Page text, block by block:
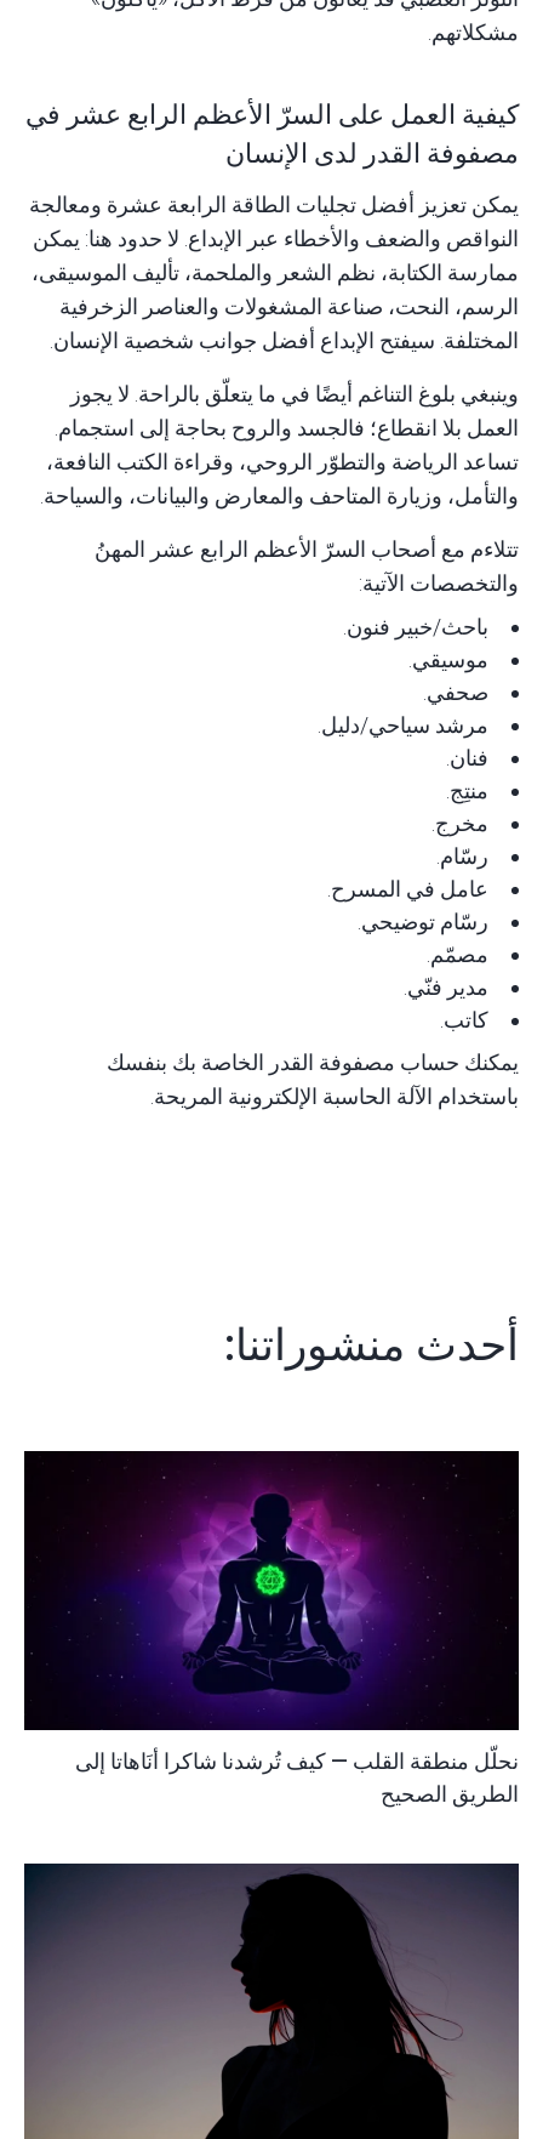
مشكلاتهم.
كيفية العمل على السرّ الأعظم الرابع عشر في
مصفوفة القدر لدى الإنسان
يمكن تعزيز أفضل تجليات الطاقة الرابعة عشرة ومعالجة
النواقص والضعف والأخطاء عبر الإبداع. لا حدود هنا: يمكن
ممارسة الكتابة، نظم الشعر والملحمة، تأليف الموسيقى،
الرسم، النحت، صناعة المشغولات والعناصر الزخرفية
المختلفة. سيفتح الإبداع أفضل جوانب شخصية الإنسان.
وينبغي بلوغ التناغم أيضًا في ما يتعلّق بالراحة. لا يجوز
العمل بلا انقطاع؛ فالجسد والروح بحاجة إلى استجمام.
تساعد الرياضة والتطوّر الروحي، وقراءة الكتب النافعة،
والتأمل، وزيارة المتاحف والمعارض والبيانات، والسياحة.
تتلاءم مع أصحاب السرّ الأعظم الرابع عشر المهنُ
والتخصصات الآتية:
باحث/خبير فنون
موسيقي.
صحفي.
مرشد سياحي/دليل.
فنان.
منتِج.
مخرج.
رسّام.
عامل في المسرح.
رسّام توضيحي.
مصمّم.
مدير فنّي.
كاتب.
يمكنك حساب مصفوفة القدر الخاصة بك بنفسك
باستخدام الآلة الحاسبة الإلكترونية المريحة.
أحدث منشوراتنا:
نحلّل منطقة القلب — كيف تُرشدنا شاكرا أنَاهاتا إلى
الطريق الصحيح